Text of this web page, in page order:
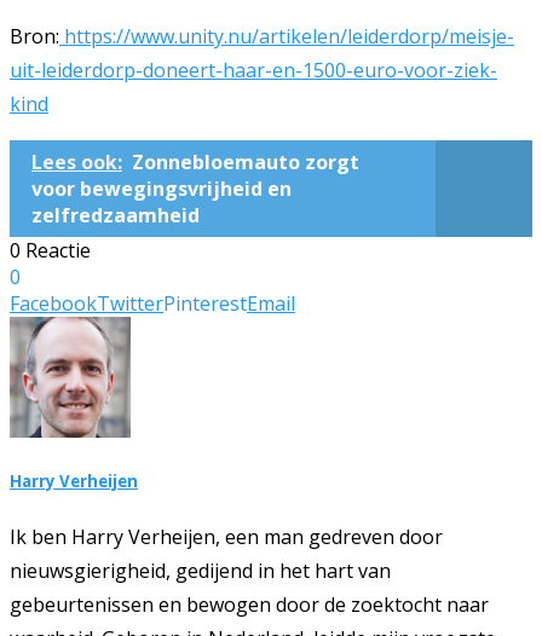
Bron: https://www.unity.nu/artikelen/leiderdorp/meisje-
uit-leiderdorp-doneert-haar-en-1500-euro-voor-ziek-
kind
Lees ook: Zonnebloemauto zorgt
voor bewegingsvrijheid en
zelfredzaamheid
0 Reactie
0
FacebookTwitterPinterestEmail
Harry Verheijen
Ik ben Harry Verheijen, een man gedreven door
nieuwsgierigheid, gedijend in het hart van
gebeurtenissen en bewogen door de zoektocht naar